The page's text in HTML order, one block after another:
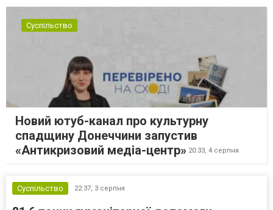
Суспільство
Новий ютуб-канал про культурну
спадщину Донеччини запустив
«Антикризовий медіа-центр» 20:33, 4 серпня
Суспільство 22:37, 3 серпня